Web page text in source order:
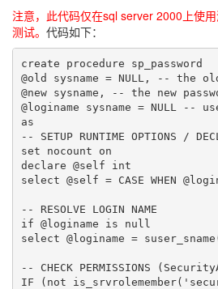
注意，此代码仅在sql server 2000上使
测试。 代码如下：
create procedure sp_password
@old sysname = NULL, -- the
@new sysname, -- the new
@loginame sysname = NULL --
as
-- SETUP RUNTIME OPTIONS /
set nocount on
declare @self int
select @self = CASE WHEN
-- RESOLVE LOGIN NAME
if @loginame is null
select @loginame =
-- CHECK PERMISSIONS
IF (not